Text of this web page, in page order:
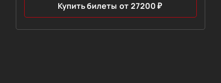
Купить билеты от 27200₽